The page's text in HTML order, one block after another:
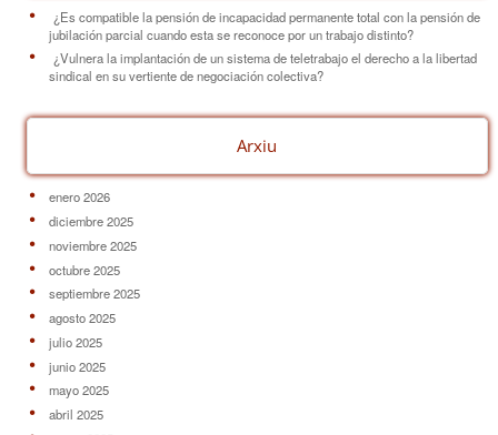
¿Es compatible la pensión de incapacidad permanente total con la pensión de
jubilación parcial cuando esta se reconoce por un trabajo distinto?
¿Vulnera la implantación de un sistema de teletrabajo el derecho a la libertad
sindical en su vertiente de negociación colectiva?
Arxiu
enero 2026
diciembre 2025
noviembre 2025
octubre 2025
septiembre 2025
agosto 2025
julio 2025
junio 2025
mayo 2025
abril 2025